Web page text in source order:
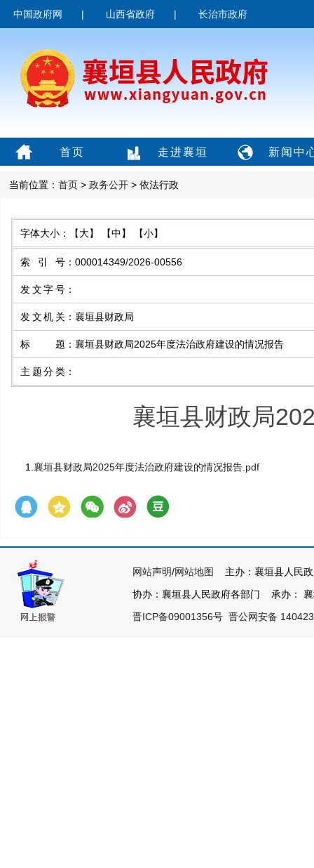
中国政府网 | 山西省政府 | 长治市政府
首页 走进襄垣 新闻中
当前位置： 首页 > 政务公开 > 依法行政
字体大小： 【大】 【中】 【小】
索引号 ： 000014349/2026-00556
发文字号 ：
发文机关 ： 襄垣县财政局
标题 ： 襄垣县财政局2025年度法治政府建设的情况报告
主题分类 ：
襄垣县财政局
1. 襄垣县财政局2025年度法治政府建设的情况报告.pdf
网站声明/网站地图
主办：襄垣县人民
协办：襄垣县人民政府各部门 承办：
晋ICP备09001356号 晋公网安备